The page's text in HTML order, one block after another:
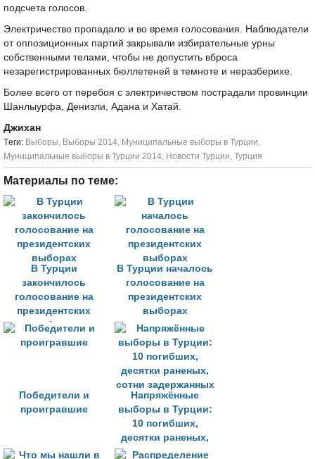
подсчета голосов.
Электричество пропадало и во время голосования. Наблюдатели
от оппозиционных партий закрывали избирательные урны
собственными телами, чтобы не допустить вброса
незарегистрированных бюллетеней в темноте и неразберихе.
Более всего от перебоя с электричеством пострадали провинции
Шанлыурфа, Денизли, Адана и Хатай.
Джихан
Tеги: Выборы, Выборы 2014, Муниципальные выборы в Турции,
Муниципальные выборы в Турции 2014, Новости Турции, Турция
Материалы по теме:
В Турции
закончилось
голосование на
президентских
выборах
В Турции началось
голосование на
президентских
выборах
Победители и
проигравшие
Напряжённые
выборы в Турции:
10 погибших,
десятки раненых,
сотни задержанных